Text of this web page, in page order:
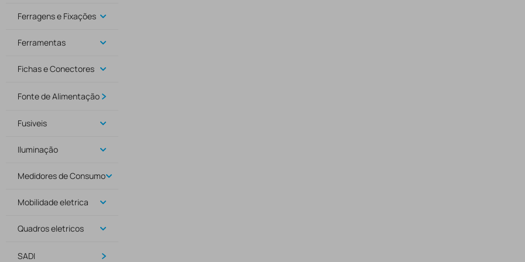
Ferragens e Fixações
Ferramentas
Fichas e Conectores
Fonte de Alimentação
Fusiveis
Iluminação
Medidores de Consumo
Mobilidade eletrica
Quadros eletricos
SADI